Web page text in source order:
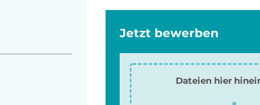
Jetzt bewerben
Dateien hier